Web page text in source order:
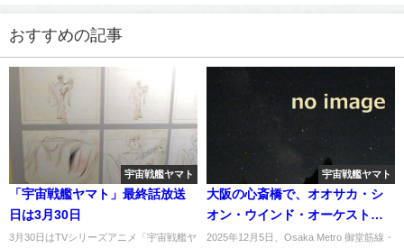
おすすめの記事
宇宙戦艦ヤマト
「宇宙戦艦ヤマト」最終話放送
日は3月30日
3月30日はTVシリーズアニメ「宇宙戦艦ヤ
宇宙戦艦ヤマト
大阪の心斎橋で、オオサカ・シ
オン・ウインド・オーケストラ
による「Osaka Metro コンサー
2025年12月5日、Osaka Metro 御堂筋線・